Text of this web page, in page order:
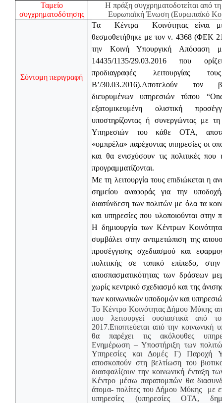
Ταμείο
συγχρηματοδότησης
Η πράξη συγχρηματοδοτείται από
Ευρωπαϊκή Ένωση (Ευρωπαϊκό
Σύντομη περιγραφή
Tα Κέντρα
Κοινότητας
θεσμοθετήθηκε με τον ν. 4368 (ΦΕΚ
την Κοινή Υπουργική
14435/1135/29.03.2016 που
προδιαγραφές
Β’/30.03.2016).Αποτελούν τον
διευρυμένων υπηρεσιών τύπου
εξατομικευμένη ολιστική
υποστηρίζοντας ή συνεργώντας με
Υπηρεσιών του κάθε ΟΤΑ,
«ομπρέλα» παρέχοντας υπηρεσίες οι
και θα ενισχύσουν τις πολιτικές που
προγραμματίζονται.
Με τη λειτουργία τους επιδιώκεται η
σημείου αναφοράς για την
διασύνδεση των πολιτών με όλα τα
και υπηρεσίες που υλοποιούνται στην
Η δημιουργία των Κέντρων
συμβάλει στην αντιμετώπιση της
προσέγγισης σχεδιασμού και
πολιτικής σε τοπικό επίπεδο,
αποσπασματικότητας των δράσεων
χωρίς κεντρικό σχεδιασμό και της
των κοινωνικών υποδομών και
Το Κέντρο Κοινότητας Δήμου Μύκης
που λειτουργεί ουσιαστικά από
2017.Εποπτεύεται από την κοινωνική
θα παρέχει τις ακόλουθες
Ενημέρωση – Υποστήριξη των
Υπηρεσίες και Δομές Γ) Παροχή
αποσκοπούν στη βελτίωση του
διασφαλίζουν την κοινωνική ένταξη
Κέντρο μέσω παραπομπών θα
άτομα- πολίτες του Δήμου Μύκης
με
υπηρεσίες (υπηρεσίες ΟΤΑ,